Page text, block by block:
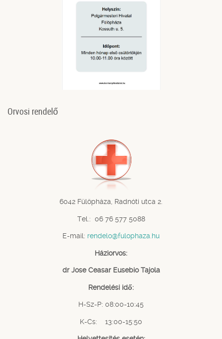
Orvosi rendelő
6042 Fülöpháza, Radnóti utca 2.
Tel.: 06 76 577 5088
E-mail: rendelo@fulophaza.hu
Háziorvos:
dr Jose Ceasar Eusebio Tajola
Rendelési idő:
H-Sz-P: 08:00-10:45
K-Cs: 13:00-15:50